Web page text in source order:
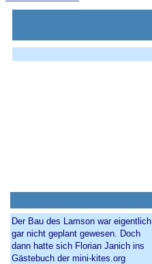
Der Bau des Lamson war eigentlich
gar nicht geplant gewesen. Doch
dann hatte sich Florian Janich ins
Gästebuch der mini-kites.org